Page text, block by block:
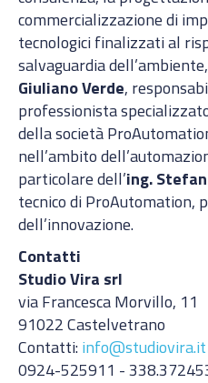
commercializzazione di
tecnologici finalizzati al
salvaguardia
Giuliano Verde,
professionista
della società
nell’ambito
particolare dell’ing.
tecnico di ProAutomation,
dell’innovazione.
Contatti
Studio Vira srl
via Francesca Morvillo, 11
91022 Castelvetrano
Contatti:info@studiovira.it
0924-525911 -